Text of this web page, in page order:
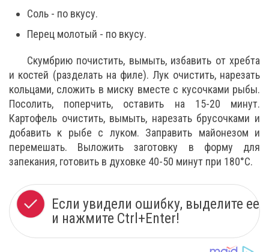
Соль - по вкусу.
Перец молотый - по вкусу.
Скумбрию почистить, вымыть, избавить от хребта
и костей (разделать на филе). Лук очистить, нарезать
кольцами, сложить в миску вместе с кусочками рыбы.
Посолить, поперчить, оставить на 15-20 минут.
Картофель очистить, вымыть, нарезать брусочками и
добавить к рыбе с луком. Заправить майонезом и
перемешать. Выложить заготовку в форму для
запекания, готовить в духовке 40-50 минут при 180°C.
Если увидели ошибку, выделите ее
и нажмите Ctrl+Enter!